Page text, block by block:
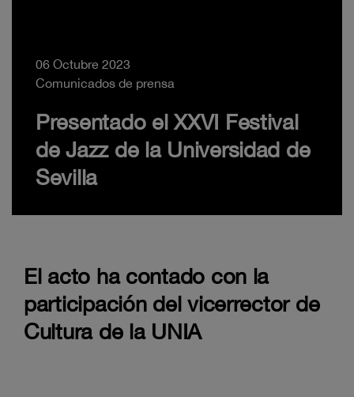
06 Octubre 2023
Comunicados de prensa
Presentado el XXVI Festival
de Jazz de la Universidad de
Sevilla
El acto ha contado con la
participación del vicerrector de
Cultura de la UNIA